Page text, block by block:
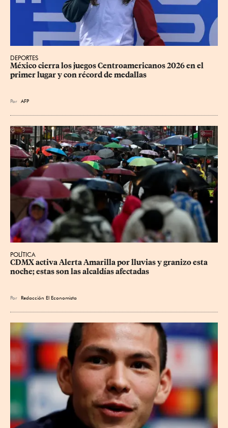
DEPORTES
México cierra los juegos Centroamericanos 2026 en el
primer lugar y con récord de medallas
Por AFP
POLÍTICA
CDMX activa Alerta Amarilla por lluvias y granizo esta
noche; estas son las alcaldías afectadas
Por Redacción El Economista